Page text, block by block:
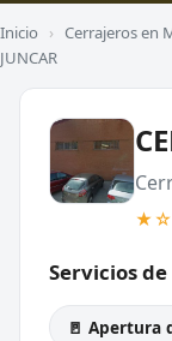
Inicio › Cerrajeros en
JUNCAR
Servicios de
🚪 Apertura